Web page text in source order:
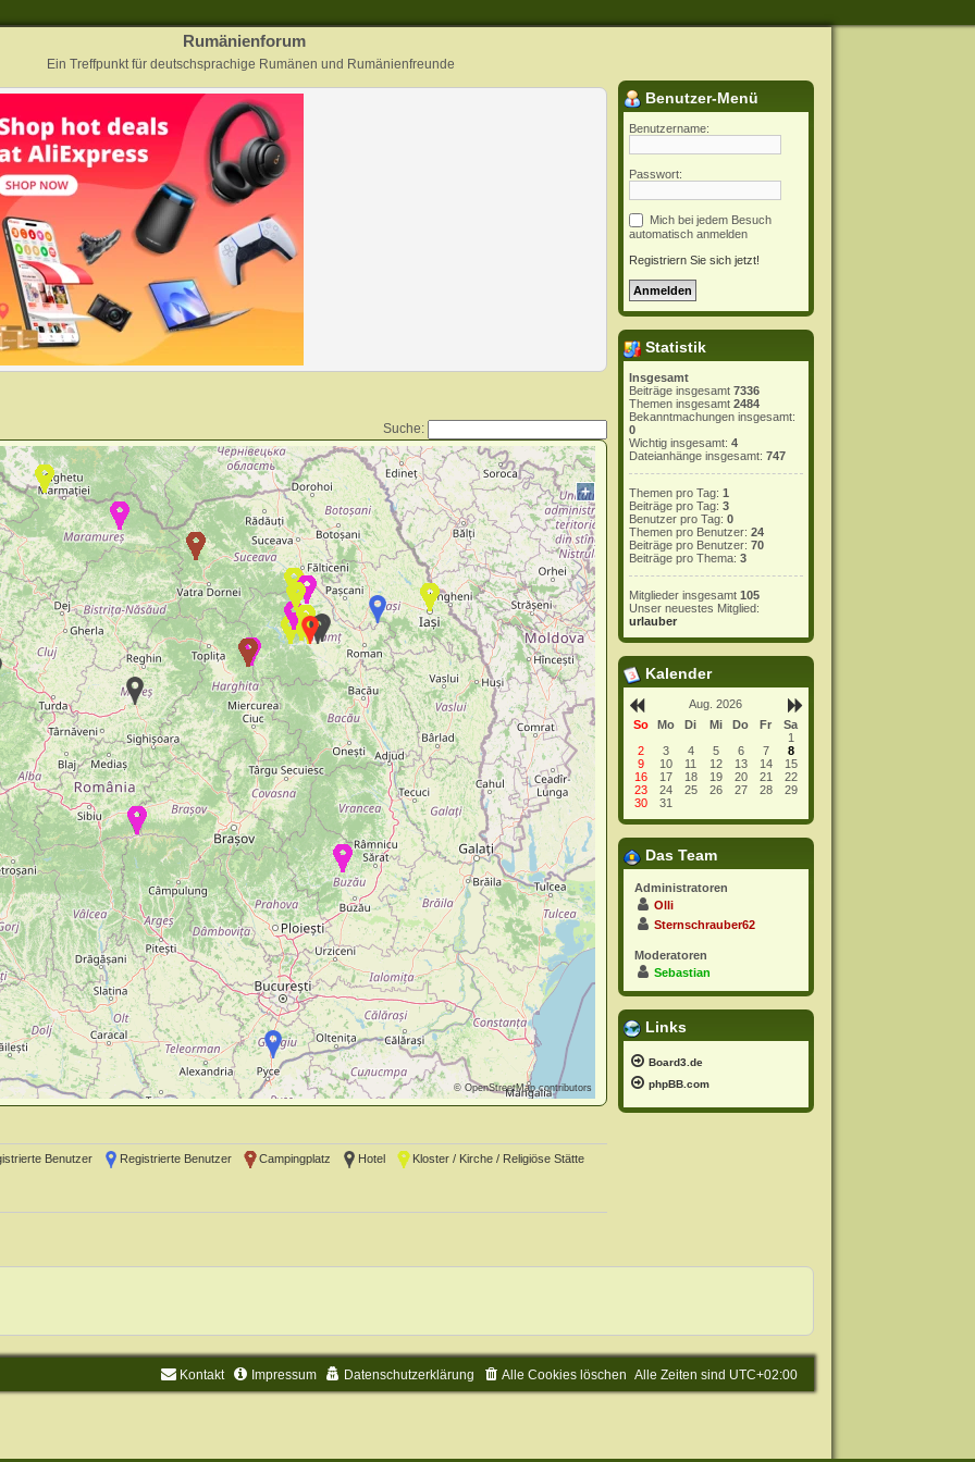
Rumänienforum
Ein Treffpunkt für deutschsprachige Rumänen und Rumänienfreunde
Suche:
©OpenStreetMapcontributors
+
Benutzer Registrierte Benutzer Campingplatz Hotel Kloster / Kirche / Religiöse Stätte
Benutzer-Menü
Benutzername:
Passwort:
Mich bei jedem Besuch
automatisch anmelden
Registriern Sie sich jetzt!
Statistik
Insgesamt
Beiträge insgesamt 7336
Themen insgesamt2484
Bekanntmachungen insgesamt:
0
Wichtig insgesamt:4
Dateianhänge insgesamt: 747
Themen pro Tag:1
Beiträge pro Tag:3
Benutzer pro Tag:0
Themen pro Benutzer:24
Beiträge pro Benutzer: 70
Beiträge pro Thema:3
Mitglieder insgesamt105
Unser neuestes Mitglied:
urlauber
Kalender
Aug. 2026
So
Mo Di Mi Do Fr
Sa
1
2
3 4 5 6 7
8
9
10 11 12 13 14
15
16
17 18 19 20 21
22
23
24 25 26 27 28
29
30
31
Das Team
Administratoren
Olli
Sternschrauber62
Moderatoren
Sebastian
Links
Board3.de
phpBB.com
Alle Zeiten sind UTC+02:00
Alle Cookies löschen
Datenschutzerklärung
Impressum
Kontakt